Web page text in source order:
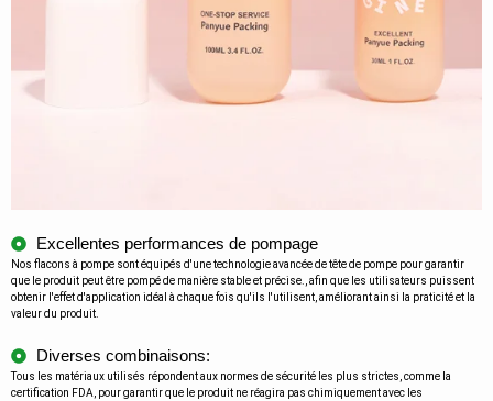
Excellentes performances de pompage
Nos flacons à pompe sont équipés d'une technologie avancée de tête de pompe pour garantir
que le produit peut être pompé de manière stable et précise., afin que les utilisateurs puissent
obtenir l'effet d'application idéal à chaque fois qu'ils l'utilisent, améliorant ainsi la praticité et la
valeur du produit.
Diverses combinaisons:
Tous les matériaux utilisés répondent aux normes de sécurité les plus strictes, comme la
certification FDA, pour garantir que le produit ne réagira pas chimiquement avec les